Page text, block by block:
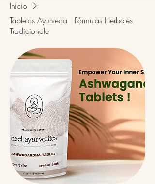
Inicio
Tabletas Ayurveda | Fórmulas Herbales
Tradicionale